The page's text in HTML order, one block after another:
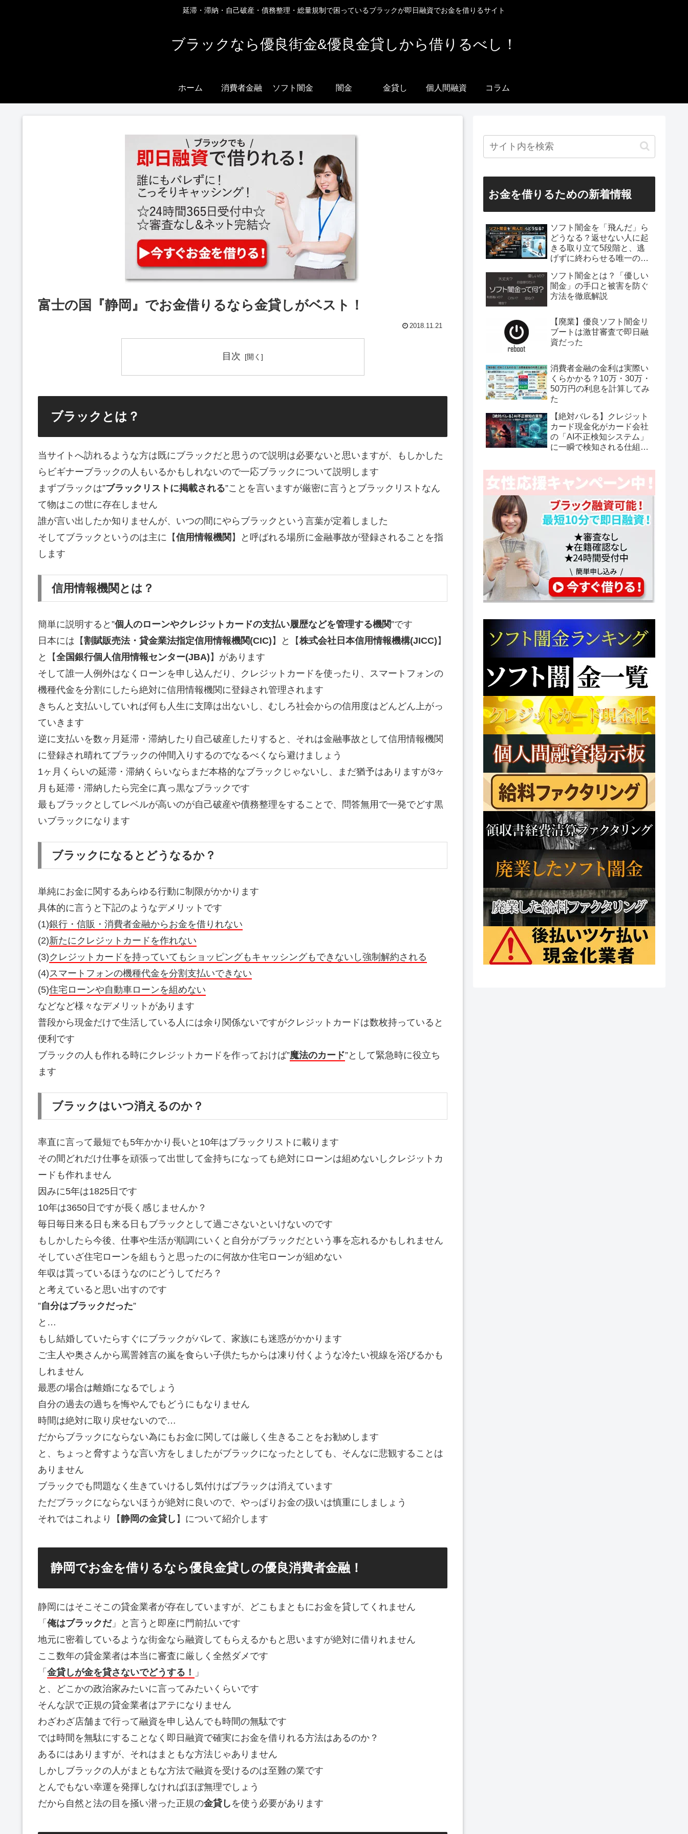
延滞・滞納・自己破産・債務整理・総量規制で困っているブラックが即日融資でお金を借りるサイト
ブラックなら優良街金&優良金貸しから借りるべし！
ホーム 消費者金融 ソフト闇金 闇金 金貸し 個人間融資 コラム
富士の国『静岡』でお金借りるなら金貸しがベスト！
2018.11.21
目次
ブラックとは？
当サイトへ訪れるような方は既にブラックだと思うので説明は必要ないと思いますが、もしかした
らビギナーブラックの人もいるかもしれないので一応ブラックについて説明します
まずブラックは”ブラックリストに掲載される”ことを言いますが厳密に言うとブラックリストなん
て物はこの世に存在しません
誰が言い出したか知りませんが、いつの間にやらブラックという言葉が定着しました
そしてブラックというのは主に【信用情報機関 】と呼ばれる場所に金融事故が登録されることを指
します
信用情報機関とは？
簡単に説明すると”個人のローンやクレジットカードの支払い履歴などを管理する機関”です
日本には【割賦販売法・貸金業法指定信用情報機関(CIC) 】と【株式会社日本信用情報機構(JICC) 】
と【全国銀行個人信用情報センター(JBA) 】があります
そして誰一人例外はなくローンを申し込んだり、クレジットカードを使ったり、スマートフォンの
機種代金を分割にしたら絶対に信用情報機関に登録され管理されます
きちんと支払いしていれば何も人生に支障は出ないし、むしろ社会からの信用度はどんどん上がっ
ていきます
逆に支払いを数ヶ月延滞・滞納したり自己破産したりすると、それは金融事故として信用情報機関
に登録され晴れてブラックの仲間入りするのでなるべくなら避けましょう
1ヶ月くらいの延滞・滞納くらいならまだ本格的なブラックじゃないし、まだ猶予はありますが3ヶ
月も延滞・滞納したら完全に真っ黒なブラックです
最もブラックとしてレベルが高いのが自己破産や債務整理をすることで、問答無用で一発でどす黒
いブラックになります
ブラックになるとどうなるか？
単純にお金に関するあらゆる行動に制限がかかります
具体的に言うと下記のようなデメリットです
(1)銀行・信販・消費者金融からお金を借りれない
(2)新たにクレジットカードを作れない
(3)クレジットカードを持っていてもショッピングもキャッシングもできないし強制解約される
(4) スマートフォンの機種代金を分割支払いできない
(5)住宅ローンや自動車ローンを組めない
などなど様々なデメリットがあります
普段から現金だけで生活している人には余り関係ないですがクレジットカードは数枚持っていると
便利です
ブラックの人も作れる時にクレジットカードを作っておけば”魔法のカード”として緊急時に役立ち
ます
ブラックはいつ消えるのか？
率直に言って最短でも5年かかり長いと10年はブラックリストに載ります
その間どれだけ仕事を頑張って出世して金持ちになっても絶対にローンは組めないしクレジットカ
ードも作れません
因みに5年は1825日です
10年は3650日ですが長く感じませんか？
毎日毎日来る日も来る日もブラックとして過ごさないといけないのです
もしかしたら今後、仕事や生活が順調にいくと自分がブラックだという事を忘れるかもしれません
そしていざ住宅ローンを組もうと思ったのに何故か住宅ローンが組めない
年収は貰っているほうなのにどうしてだろ？
と考えていると思い出すのです
”自分はブラックだった”
と…
もし結婚していたらすぐにブラックがバレて、家族にも迷惑がかかります
ご主人や奥さんから罵詈雑言の嵐を食らい子供たちからは凍り付くような冷たい視線を浴びるかも
しれません
最悪の場合は離婚になるでしょう
自分の過去の過ちを悔やんでもどうにもなりません
時間は絶対に取り戻せないので…
だからブラックにならない為にもお金に関しては厳しく生きることをお勧めします
と、ちょっと脅すような言い方をしましたがブラックになったとしても、そんなに悲観することは
ありません
ブラックでも問題なく生きていけるし気付けばブラックは消えています
ただブラックにならないほうが絶対に良いので、やっぱりお金の扱いは慎重にしましょう
それではこれより【静岡の金貸し 】について紹介します
静岡でお金を借りるなら優良金貸しの優良消費者金融！
静岡にはそこそこの貸金業者が存在していますが、どこもまともにお金を貸してくれません
「 俺はブラックだ」と言うと即座に門前払いです
地元に密着しているような街金なら融資してもらえるかもと思いますが絶対に借りれません
ここ数年の貸金業者は本当に審査に厳しく全然ダメです
「 金貸しが金を貸さないでどうする！
」
と、どこかの政治家みたいに言ってみたいくらいです
そんな訳で正規の貸金業者はアテになりません
わざわざ店舗まで行って融資を申し込んでも時間の無駄です
では時間を無駄にすることなく即日融資で確実にお金を借りれる方法はあるのか？
あるにはありますが、それはまともな方法じゃありません
しかしブラックの人がまともな方法で融資を受けるのは至難の業です
とんでもない幸運を発揮しなければほぼ無理でしょう
だから自然と法の目を掻い潜った正規の金貸し を使う必要があります
お金を借りるための新着情報
ソフト闇金を「飛んだ」ら
どうなる？返せない人に起
きる取り立て5段階と、逃
げずに終わらせる唯一の方
ソフト闇金とは？「優しい
闇金」の手口と被害を防ぐ
方法を徹底解説
【廃業】優良ソフト闇金リ
ブートは激甘審査で即日融
資だった
消費者金融の金利は実際い
くらかかる？10万・30万・
50万円の利息を計算してみ
た
【絶対バレる】クレジット
カード現金化がカード会社
の「AI不正検知システム」
に一瞬で検知される仕組み